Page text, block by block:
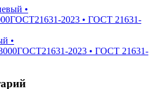
•
2023 • ГОСТ 21631-
•
2023 • ГОСТ 21631-